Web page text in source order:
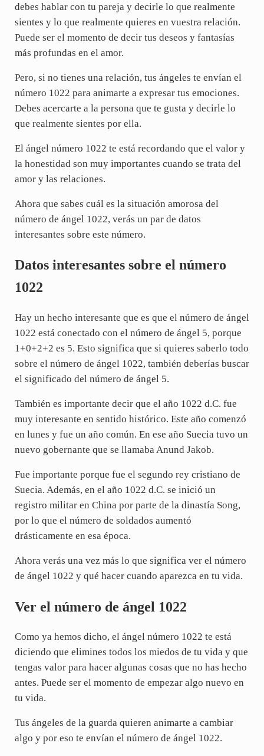
debes hablar con tu pareja y decirle lo que realmente
sientes y lo que realmente quieres en vuestra relación.
Puede ser el momento de decir tus deseos y fantasías
más profundas en el amor.
Pero, si no tienes una relación, tus ángeles te envían el
número 1022 para animarte a expresar tus emociones.
Debes acercarte a la persona que te gusta y decirle lo
que realmente sientes por ella.
El ángel número 1022 te está recordando que el valor y
la honestidad son muy importantes cuando se trata del
amor y las relaciones.
Ahora que sabes cuál es la situación amorosa del
número de ángel 1022, verás un par de datos
interesantes sobre este número.
Datos interesantes sobre el número
1022
Hay un hecho interesante que es que el número de ángel
1022 está conectado con el número de ángel 5, porque
1+0+2+2 es 5. Esto significa que si quieres saberlo todo
sobre el número de ángel 1022, también deberías buscar
el significado del número de ángel 5.
También es importante decir que el año 1022 d.C. fue
muy interesante en sentido histórico. Este año comenzó
en lunes y fue un año común. En ese año Suecia tuvo un
nuevo gobernante que se llamaba Anund Jakob.
Fue importante porque fue el segundo rey cristiano de
Suecia. Además, en el año 1022 d.C. se inició un
registro militar en China por parte de la dinastía Song,
por lo que el número de soldados aumentó
drásticamente en esa época.
Ahora verás una vez más lo que significa ver el número
de ángel 1022 y qué hacer cuando aparezca en tu vida.
Ver el número de ángel 1022
Como ya hemos dicho, el ángel número 1022 te está
diciendo que elimines todos los miedos de tu vida y que
tengas valor para hacer algunas cosas que no has hecho
antes. Puede ser el momento de empezar algo nuevo en
tu vida.
Tus ángeles de la guarda quieren animarte a cambiar
algo y por eso te envían el número de ángel 1022.